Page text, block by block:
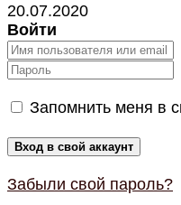
20.07.2020
Войти
Запомнить меня в
Забыли свой пароль?